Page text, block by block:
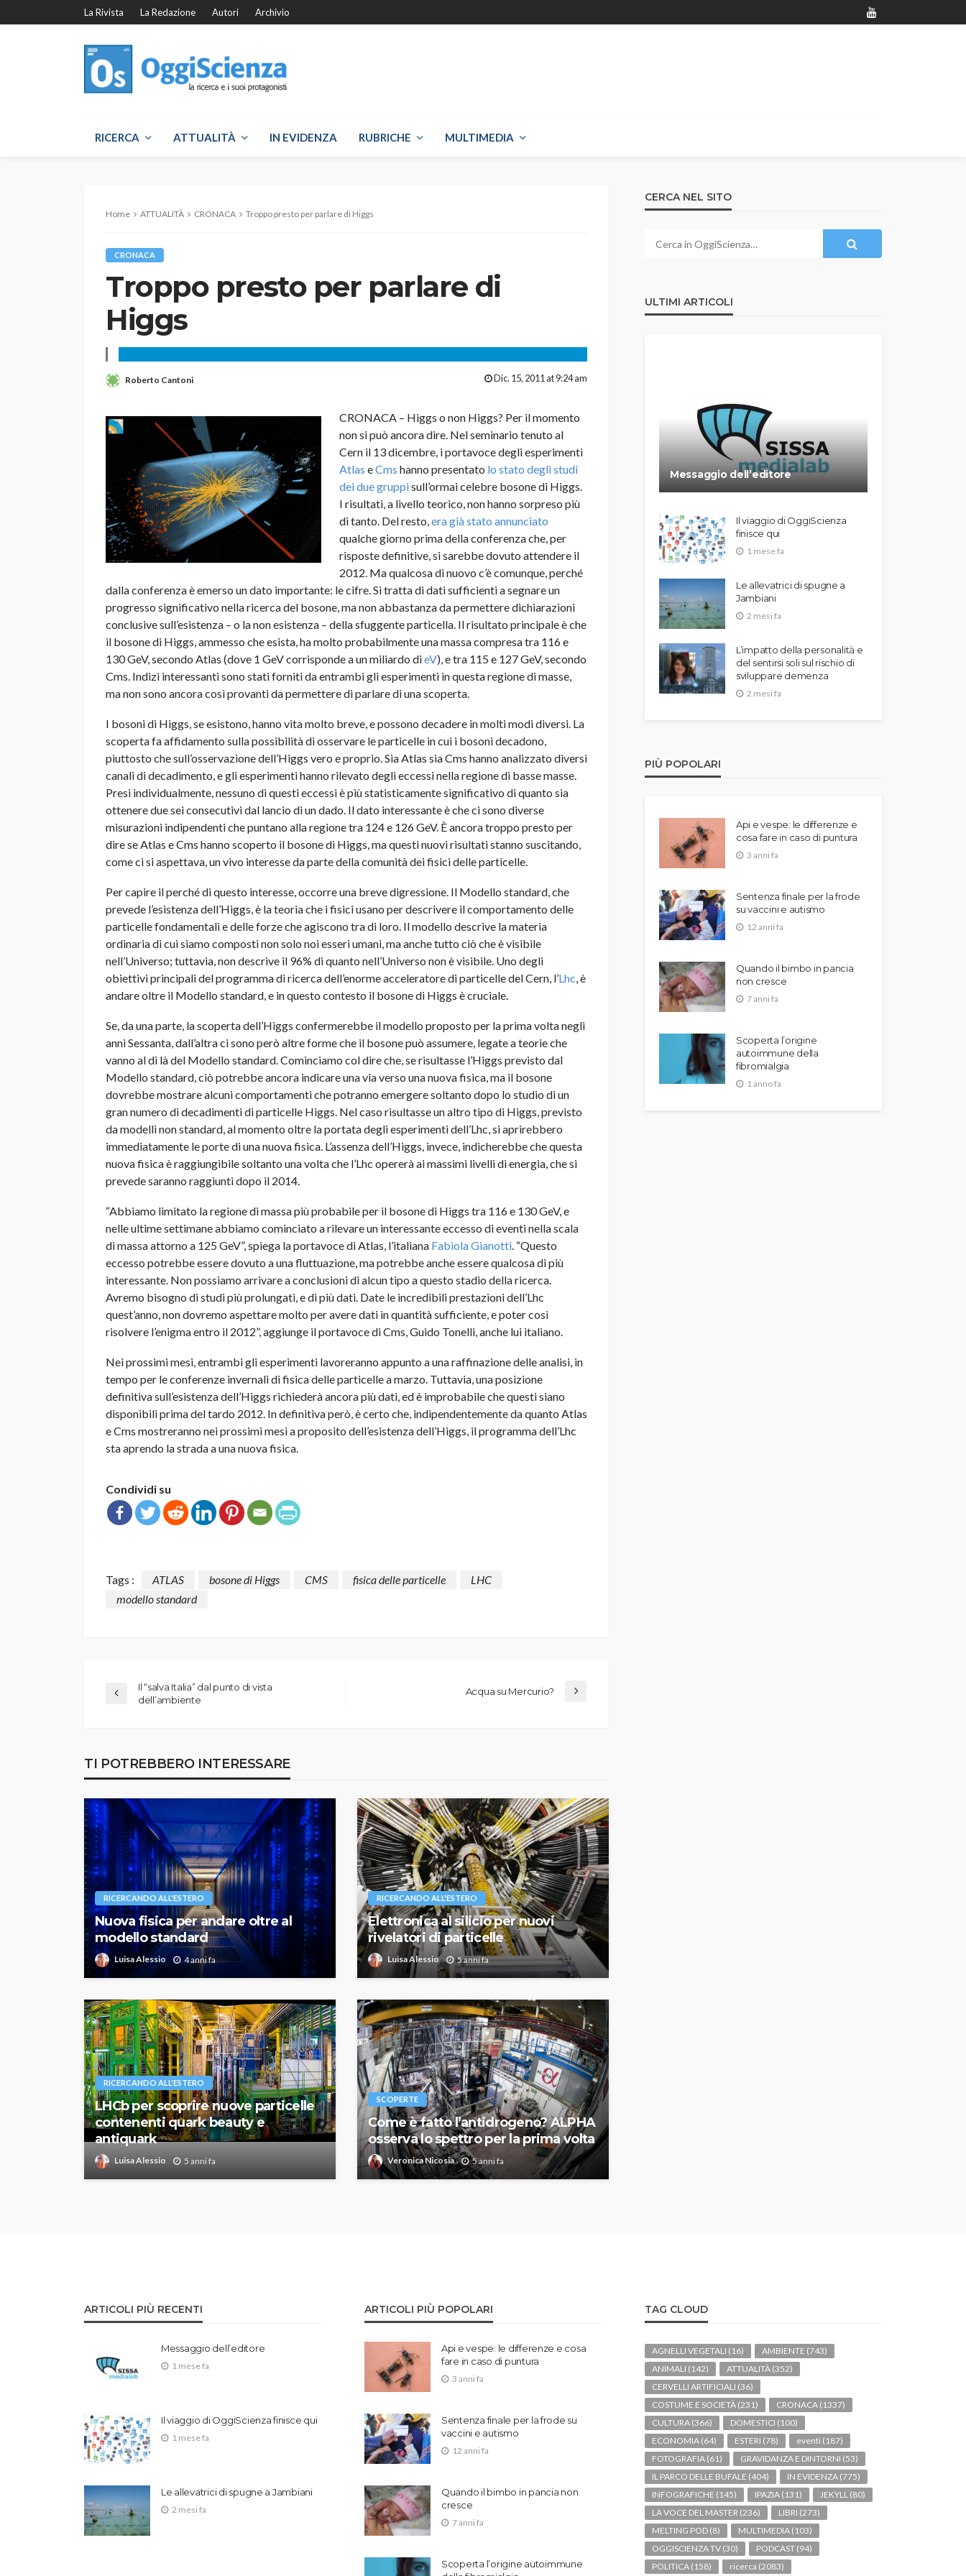
La Rivista La Redazione Autori Archivio
RICERCA ATTUALITÀ IN EVIDENZA RUBRICHE MULTIMEDIA
Home ATTUALITÀ CRONACA Troppo presto per parlare di Higgs
CRONACA
Troppo presto per parlare di
Higgs
Roberto Cantoni Dic. 15, 2011 at 9:24 am
CRONACA – Higgs o non Higgs? Per il momento
non si può ancora dire. Nel seminario tenuto al
Cern il 13 dicembre, i portavoce degli esperimenti
Atlas eCms hanno presentato lo stato degli studi
dei due gruppisull’ormai celebre bosone di Higgs.
I risultati, a livello teorico, non hanno sorpreso più
di tanto. Del resto,era già stato annunciato
qualche giorno prima della conferenza che, per
risposte definitive, si sarebbe dovuto attendere il
2012. Ma qualcosa di nuovo c’è comunque, perché
dalla conferenza è emerso un dato importante: le cifre. Si tratta di dati sufficienti a segnare un
progresso significativo nella ricerca del bosone, ma non abbastanza da permettere dichiarazioni
conclusive sull’esistenza – o la non esistenza – della sfuggente particella. Il risultato principale è che
il bosone di Higgs, ammesso che esista, ha molto probabilmente una massa compresa tra 116 e
130 GeV, secondo Atlas (dove 1 GeV corrisponde a un miliardo dieV), e tra 115 e 127 GeV, secondo
Cms. Indizi interessanti sono stati forniti da entrambi gli esperimenti in questa regione di masse,
ma non sono ancora così provanti da permettere di parlare di una scoperta.
I bosoni di Higgs, se esistono, hanno vita molto breve, e possono decadere in molti modi diversi. La
scoperta fa affidamento sulla possibilità di osservare le particelle in cui i bosoni decadono,
piuttosto che sull’osservazione dell’Higgs vero e proprio. Sia Atlas sia Cms hanno analizzato diversi
canali di decadimento, e gli esperimenti hanno rilevato degli eccessi nella regione di basse masse.
Presi individualmente, nessuno di questi eccessi è più statisticamente significativo di quanto sia
ottenere due sei consecutivi dal lancio di un dado. Il dato interessante è che ci sono diverse
misurazioni indipendenti che puntano alla regione tra 124 e 126 GeV. È ancora troppo presto per
dire se Atlas e Cms hanno scoperto il bosone di Higgs, ma questi nuovi risultati stanno suscitando,
come ci si aspettava, un vivo interesse da parte della comunità dei fisici delle particelle.
Per capire il perché di questo interesse, occorre una breve digressione. Il Modello standard, che
prevede l’esistenza dell’Higgs, è la teoria che i fisici usano per descrivere il comportamento delle
particelle fondamentali e delle forze che agiscono tra di loro. Il modello descrive la materia
ordinaria di cui siamo composti non solo noi esseri umani, ma anche tutto ciò che è visibile
nell’Universo; tuttavia, non descrive il 96% di quanto nell’Universo non è visibile. Uno degli
obiettivi principali del programma di ricerca dell’enorme acceleratore di particelle del Cern, l’Lhc, è
andare oltre il Modello standard, e in questo contesto il bosone di Higgs è cruciale.
Se, da una parte, la scoperta dell’Higgs confermerebbe il modello proposto per la prima volta negli
anni Sessanta, dall’altra ci sono però altre forme che il bosone può assumere, legate a teorie che
vanno al di là del Modello standard. Cominciamo col dire che, se risultasse l’Higgs previsto dal
Modello standard, ciò potrebbe ancora indicare una via verso una nuova fisica, ma il bosone
dovrebbe mostrare alcuni comportamenti che potranno emergere soltanto dopo lo studio di un
gran numero di decadimenti di particelle Higgs. Nel caso risultasse un altro tipo di Higgs, previsto
da modelli non standard, al momento oltre la portata degli esperimenti dell’Lhc, si aprirebbero
immediatamente le porte di una nuova fisica. L’assenza dell’Higgs, invece, indicherebbe che questa
nuova fisica è raggiungibile soltanto una volta che l’Lhc opererà ai massimi livelli di energia, che si
prevede saranno raggiunti dopo il 2014.
“Abbiamo limitato la regione di massa più probabile per il bosone di Higgs tra 116 e 130 GeV, e
nelle ultime settimane abbiamo cominciato a rilevare un interessante eccesso di eventi nella scala
di massa attorno a 125 GeV”, spiega la portavoce di Atlas, l’italiana Fabiola Gianotti. “Questo
eccesso potrebbe essere dovuto a una fluttuazione, ma potrebbe anche essere qualcosa di più
interessante. Non possiamo arrivare a conclusioni di alcun tipo a questo stadio della ricerca.
Avremo bisogno di studi più prolungati, e di più dati. Date le incredibili prestazioni dell’Lhc
quest’anno, non dovremo aspettare molto per avere dati in quantità sufficiente, e poter così
risolvere l’enigma entro il 2012”, aggiunge il portavoce di Cms, Guido Tonelli, anche lui italiano.
Nei prossimi mesi, entrambi gli esperimenti lavoreranno appunto a una raffinazione delle analisi, in
tempo per le conferenze invernali di fisica delle particelle a marzo. Tuttavia, una posizione
definitiva sull’esistenza dell’Higgs richiederà ancora più dati, ed è improbabile che questi siano
disponibili prima del tardo 2012. In definitiva però, è certo che, indipendentemente da quanto Atlas
e Cms mostreranno nei prossimi mesi a proposito dell’esistenza dell’Higgs, il programma dell’Lhc
sta aprendo la strada a una nuova fisica.
Condividi su
Tags : ATLAS bosone di Higgs CMS fisica delle particelle
LHC
modello standard
Il “salva Italia” dal punto di vista
dell’ambiente
Acqua su Mercurio?
TI POTREBBERO INTERESSARE
RICERCANDO ALL'ESTERO
Nuova fisica per andare oltre al
modello standard
Luisa Alessio 4 anni fa
RICERCANDO ALL'ESTERO
Elettronica al silicio per nuovi
rivelatori di particelle
Luisa Alessio 5 anni fa
RICERCANDO ALL'ESTERO
LHCb per scoprire nuove particelle
contenenti quark beauty e
antiquark
Luisa Alessio 5 anni fa
SCOPERTE
Come è fatto l’antidrogeno? ALPHA
osserva lo spettro per la prima volta
Veronica Nicosia 5 anni fa
CERCA NEL SITO
ULTIMI ARTICOLI
Messaggio dell’editore
Il viaggio di OggiScienza
finisce qui
1 mese fa
Le allevatrici di spugne a
Jambiani
2 mesi fa
L’impatto della personalità e
del sentirsi soli sul rischio di
sviluppare demenza
2 mesi fa
PIÙ POPOLARI
Api e vespe: le differenze e
cosa fare in caso di puntura
3 anni fa
Sentenza finale per la frode
su vaccini e autismo
12 anni fa
Quando il bimbo in pancia
non cresce
7 anni fa
Scoperta l’origine
autoimmune della
fibromialgia
1 anno fa
ARTICOLI PIÙ RECENTI
Messaggio dell’editore
1 mese fa
Il viaggio di OggiScienza finisce qui
1 mese fa
Le allevatrici di spugne a Jambiani
2 mesi fa
ARTICOLI PIÙ POPOLARI
Api e vespe: le differenze e cosa
fare in caso di puntura
3 anni fa
Sentenza finale per la frode su
vaccini e autismo
12 anni fa
Quando il bimbo in pancia non
cresce
7 anni fa
Scoperta l’origine autoimmune
TAG CLOUD
AGNELLI VEGETALI (16) AMBIENTE (743)
ANIMALI (142) ATTUALITÀ (352)
CERVELLI ARTIFICIALI (36)
COSTUME E SOCIETÀ (231) CRONACA (1337)
CULTURA (366) DOMESTICI (100)
ECONOMIA (64) ESTERI (78) eventi (187)
FOTOGRAFIA (61) GRAVIDANZA E DINTORNI (53)
IL PARCO DELLE BUFALE (404) IN EVIDENZA (775)
INFOGRAFICHE (145) IPAZIA (131) JEKYLL (80)
LA VOCE DEL MASTER (236) LIBRI (273)
MELTING POD (8) MULTIMEDIA (103)
OGGISCIENZA TV (30) PODCAST (94)
POLITICA (158) ricerca (2083)